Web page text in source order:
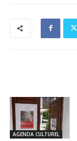
AGENDA CULTUREL